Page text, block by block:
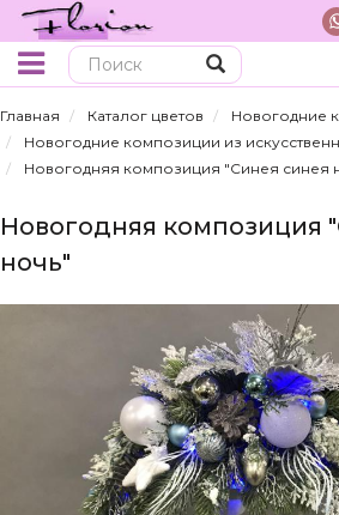
Главная Каталог цветов
Новогодние
Новогодние композиции из
Новогодняя композиция "Синея синея
Новогодняя композиция
ночь"